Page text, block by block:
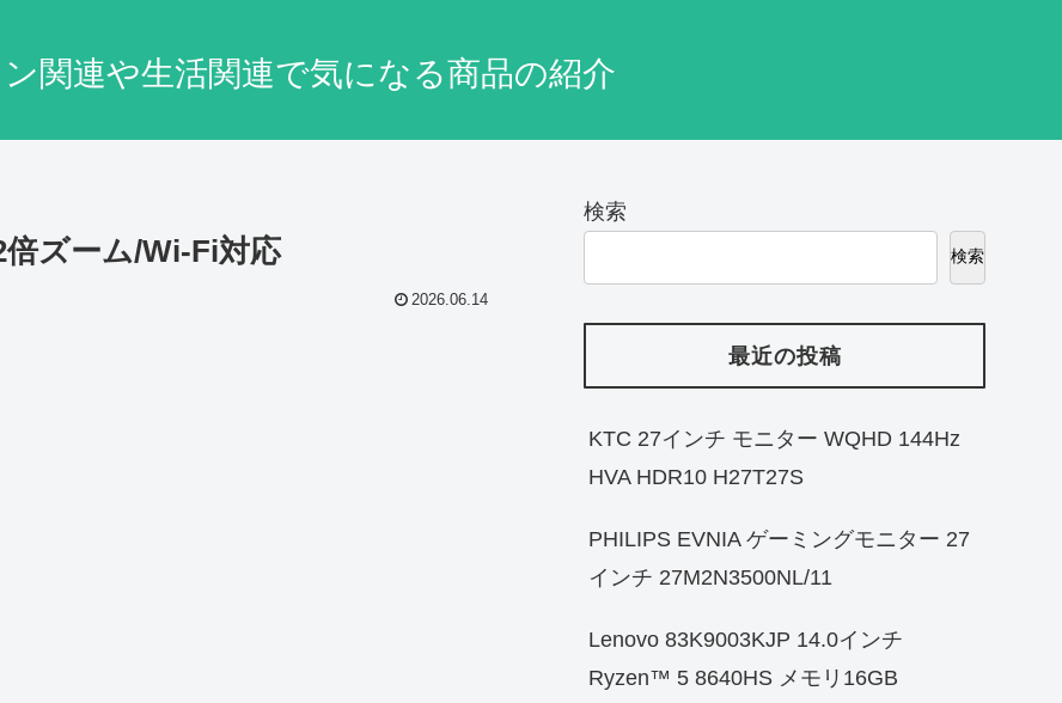
関連や生活関連で気になる商品の紹介
ズーム/Wi-Fi対応
2026.06.14
検索
検索
最近の投稿
KTC 27インチ モニター WQHD 144Hz
HVA HDR10 H27T27S
PHILIPS EVNIA ゲーミングモニター 27
インチ 27M2N3500NL/11
Lenovo 83K9003KJP 14.0インチ
Ryzen™ 5 8640HS メモリ16GB